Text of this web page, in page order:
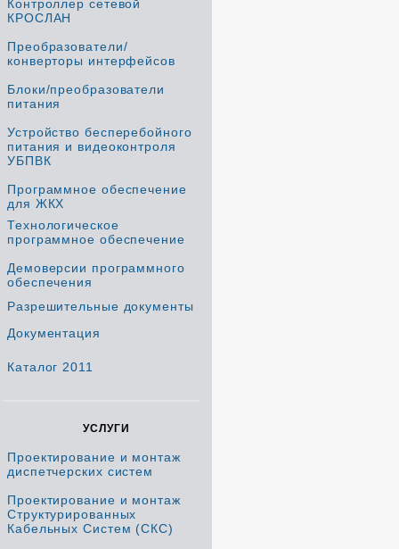
Контроллер сетевой
КРОСЛАН
Преобразователи/
конверторы интерфейсов
Блоки/преобразователи
питания
Устройство бесперебойного
питания и видеоконтроля
УБПВК
Программное обеспечение
для ЖКХ
Технологическое
программное обеспечение
Демоверсии программного
обеспечения
Разрешительные документы
Документация
Каталог 2011
УСЛУГИ
Проектирование и монтаж
диспетчерских систем
Проектирование и монтаж
Структурированных
Кабельных Систем (СКС)